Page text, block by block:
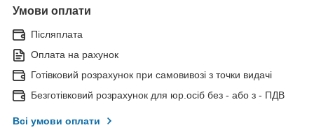
Умови оплати
Післяплата
Оплата на рахунок
Готівковий розрахунок при самовивозі з точки видачі
Безготівковий розрахунок для юр.осіб без - або з - ПДВ
Всі умови оплати